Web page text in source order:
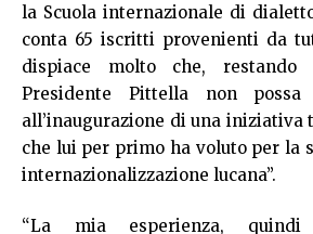
la Scuola internazionale di
conta 65 iscritti provenienti da
dispiace molto che,
Presidente Pittella non possa
all’inaugurazione di una iniziativa
che lui per primo ha voluto per la
internazionalizzazione lucana”.
“La mia esperienza,